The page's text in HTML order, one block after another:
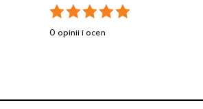
0 opinii i ocen